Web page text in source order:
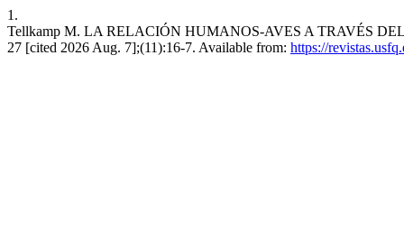
1.
Tellkamp M. LA RELACIÓN HUMANOS-AVES A TRAVÉS
27 [cited 2026 Aug. 7];(11):16-7. Available from: https://